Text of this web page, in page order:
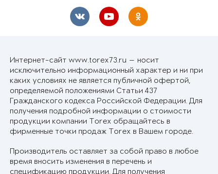
Интернет-сайт www.torex73.ru — носит
исключительно информационный характер и ни при
каких условиях не является публичной офертой,
определяемой положениями Статьи 437
Гражданского кодекса Российской Федерации. Для
получения подробной информации о стоимости
продукции компании Torex обращайтесь в
фирменные точки продаж Torex в Вашем городе.
Производитель оставляет за собой право в любое
время вносить изменения в перечень и
спецификацию продукции. Для получения